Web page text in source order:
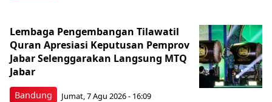
Bandung
Lembaga Pengembangan Tilawatil
Quran Apresiasi Keputusan Pemprov
Jabar Selenggarakan Langsung MTQ
Jabar
Jumat, 7 Agu 2026 - 16:09